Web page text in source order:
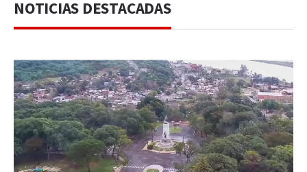
NOTICIAS DESTACADAS